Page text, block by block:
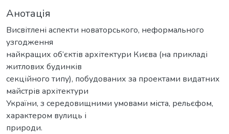
Анотація
Висвітлені аспекти новаторського, неформального
узгодження
найкращих об’єктів архітектури Києва (на прикладі
житлових будинків
секційного типу), побудованих за проектами видатних
майстрів архітектури
України, з середовищними умовами міста, рельєфом,
характером вулиць і
природи.